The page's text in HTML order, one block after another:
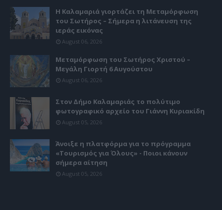
Η Καλαμαριά γιορτάζει τη Μεταμόρφωση
του Σωτήρος – Σήμερα η λιτάνευση της
ιεράς εικόνας
August 06, 2026
Μεταμόρφωση του Σωτήρος Χριστού –
Μεγάλη Γιορτή 6 Αυγούστου
August 06, 2026
Στον Δήμο Καλαμαριάς το πολύτιμο
φωτογραφικό αρχείο του Γιάννη Κυριακίδη
August 05, 2026
Άνοιξε η πλατφόρμα για το πρόγραμμα
«Τουρισμός για Όλους» - Ποιοι κάνουν
σήμερα αίτηση
August 05, 2026